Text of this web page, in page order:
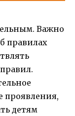
Важно
правилах
проявления,
детям